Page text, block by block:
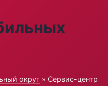
округ » Сервис-центр